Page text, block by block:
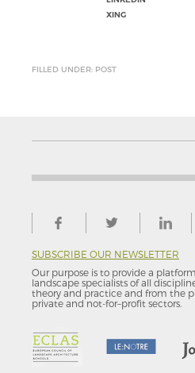
XING
FILLED UNDER: POST
SUBSCRIBE OUR NEWSLETTER
Our purpose is to provide a
landscape specialists of all
theory and practice and from the
private and not-for–profit sectors.